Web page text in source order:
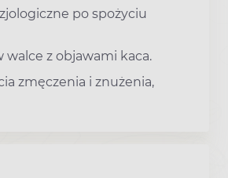
po spożyciu
z objawami kaca.
zmęczenia i znużenia,